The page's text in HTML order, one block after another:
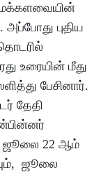
மக்களவையின்
புதிய
உரையின் மீது
பேசினார்.
தேதி
ஜூலை 22 ஆம்
ஜூலை